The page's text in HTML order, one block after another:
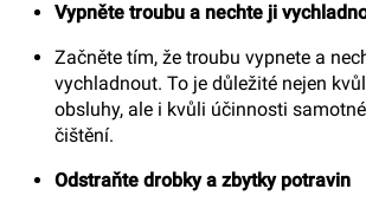
Vypněte troubu a nechte ji
Začněte tím, že troubu vypnete a
vychladnout. To je důležité nejen
obsluhy, ale i kvůli účinnosti
čištění.
Odstraňte drobky a zbytky potravin